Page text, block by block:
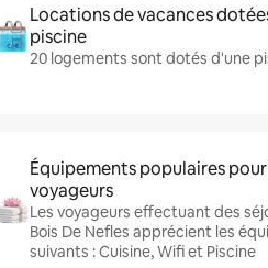
Locations de vacances
piscine
20 logements sont dotés d'une
Équipements populaires
voyageurs
Les voyageurs effectuant des
Bois De Nefles apprécient les
suivants : Cuisine, Wifi et Piscine